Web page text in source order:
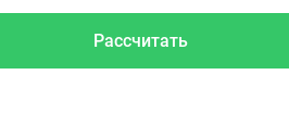
Рассчитать